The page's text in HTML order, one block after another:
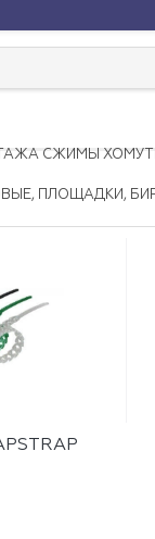
СЖИМЫ
ПЛОЩАДКИ,